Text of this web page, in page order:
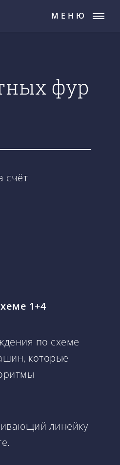
МЕНЮ
фур
счёт
1+4
по схеме
которые
линейку